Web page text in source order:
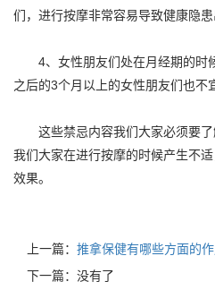
们，进行按摩非常容易导致健康隐患
4、女性朋友们处在月经期的时
之后的3个月以上的女性朋友们也不
这些禁忌内容我们大家必须要了
我们大家在进行按摩的时候产生不
效果。
上一篇： 推拿保健有哪些方面的作
下一篇：没有了